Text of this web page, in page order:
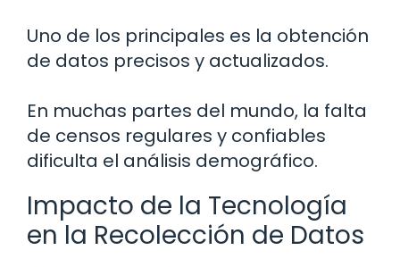
Uno de los principales es la obtención
de datos precisos y actualizados.
En muchas partes del mundo, la falta
de censos regulares y confiables
dificulta el análisis demográfico.
Impacto de la Tecnología
en la Recolección de Datos